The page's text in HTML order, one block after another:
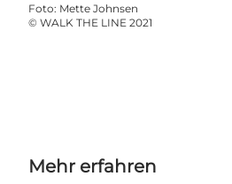
Foto: Mette Johnsen
© WALK THE LINE 2021
Mehr erfahren